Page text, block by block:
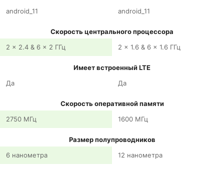
android_11
android_11
Скорость центрального процессора
2 x 2.4 & 6 x 2 ГГц
2 x 1.6 & 6 x 1.6 ГГц
Имеет встроенный LTE
Да
Да
Скорость оперативной памяти
2750 МГц
1600 МГц
Размер полупроводников
6 нанометра
12 нанометра